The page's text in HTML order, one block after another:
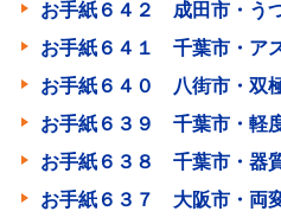
お手紙６４２ 成田市・う
お手紙６４１ 千葉市・ア
お手紙６４０ 八街市・双
お手紙６３９ 千葉市・軽
お手紙６３８ 千葉市・器
お手紙６３７ 大阪市・両